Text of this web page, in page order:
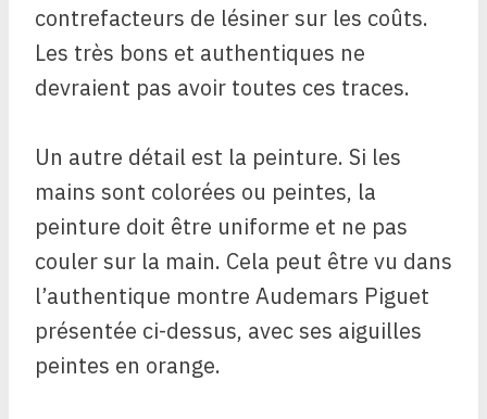
contrefacteurs de lésiner sur les coûts.
Les très bons et authentiques ne
devraient pas avoir toutes ces traces.
Un autre détail est la peinture. Si les
mains sont colorées ou peintes, la
peinture doit être uniforme et ne pas
couler sur la main. Cela peut être vu dans
l’authentique montre Audemars Piguet
présentée ci-dessus, avec ses aiguilles
peintes en orange.